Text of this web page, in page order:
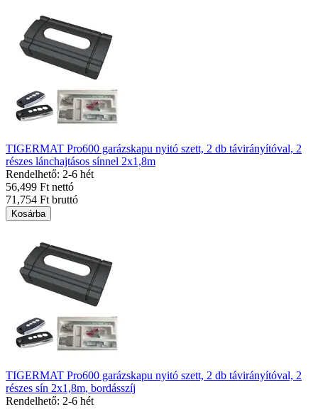
TIGERMAT Pro600 garázskapu nyitó szett, 2 db távirányítóval, 2
részes lánchajtásos sínnel 2x1,8m
Rendelhető: 2-6 hét
56,499 Ft nettó
71,754 Ft bruttó
Kosárba
TIGERMAT Pro600 garázskapu nyitó szett, 2 db távirányítóval, 2
részes sín 2x1,8m, bordásszíj
Rendelhető: 2-6 hét